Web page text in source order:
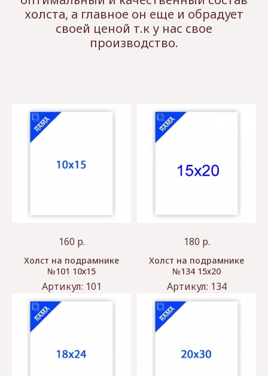
холста, а главное он еще и обрадует
своей ценой т.к у нас свое
производство.
160 р.
Холст на подрамнике
№101 10х15
Артикул: 101
180 р.
Холст на подрамнике
№134 15х20
Артикул: 134